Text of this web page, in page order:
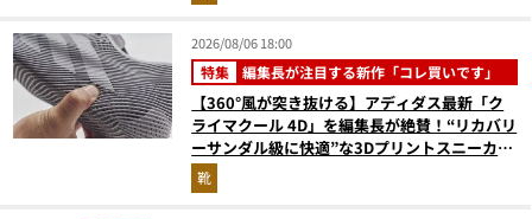
2026/08/06 18:00
特集 編集長が注目する新作「コレ買いです」
【360°風が突き抜ける】アディダス最新「ク
ライマクール 4D」を編集長が絶賛！“リカバリ
ーサンダル級に快適”な3Dプリントスニーカー
『コレ買いです』Vol.173
靴